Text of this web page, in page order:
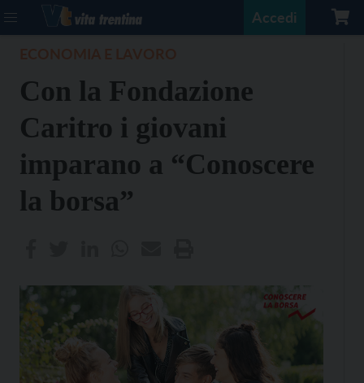
Accedi
Con la Fondazione
Caritro i giovani
imparano a “Conoscere
la borsa”